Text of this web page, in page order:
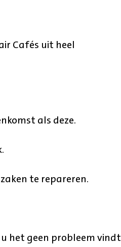
Cafés uit heel
als deze.
te repareren.
het geen probleem vindt